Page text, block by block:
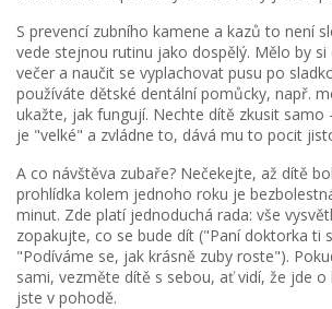
S prevencí zubního kamene a kazů to není
vede stejnou rutinu jako dospělý. Mělo by si
večer a naučit se vyplachovat pusu po
používáte dětské dentální pomůcky, např.
ukažte, jak fungují. Nechte dítě zkusit samo
je "velké" a zvládne to, dává mu to pocit
A co návštěva zubaře? Nečekejte, až dítě
prohlídka kolem jednoho roku je
minut. Zde platí jednoduchá rada: vše
zopakujte, co se bude dít ("Paní doktorka ti
"Podíváme se, jak krásně zuby roste").
sami, vezměte dítě s sebou, ať vidí, že jde o
jste v pohodě.